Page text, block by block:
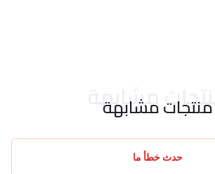
منتجات مشابهة
منتجات مشابهة
حدث خطأ ما